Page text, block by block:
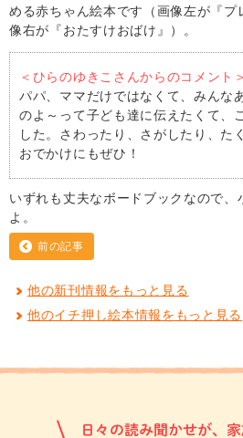
める赤ちゃん絵本です（画像左が『
像右が『おたすけおばけ』）。
＜ひらのゆきこさんからのコメント＞
パパ、ママだけではなくて、みんな
のよ～って子ども達に伝えたくて、
した。さわったり、さがしたり、た
おでかけにもぜひ！
いずれも丈夫なボードブックなので
よ。
前の記事
他の新刊情報をもっと見る
他のイチ押し絵本情報をもっと見る
日々の読み聞かせが、